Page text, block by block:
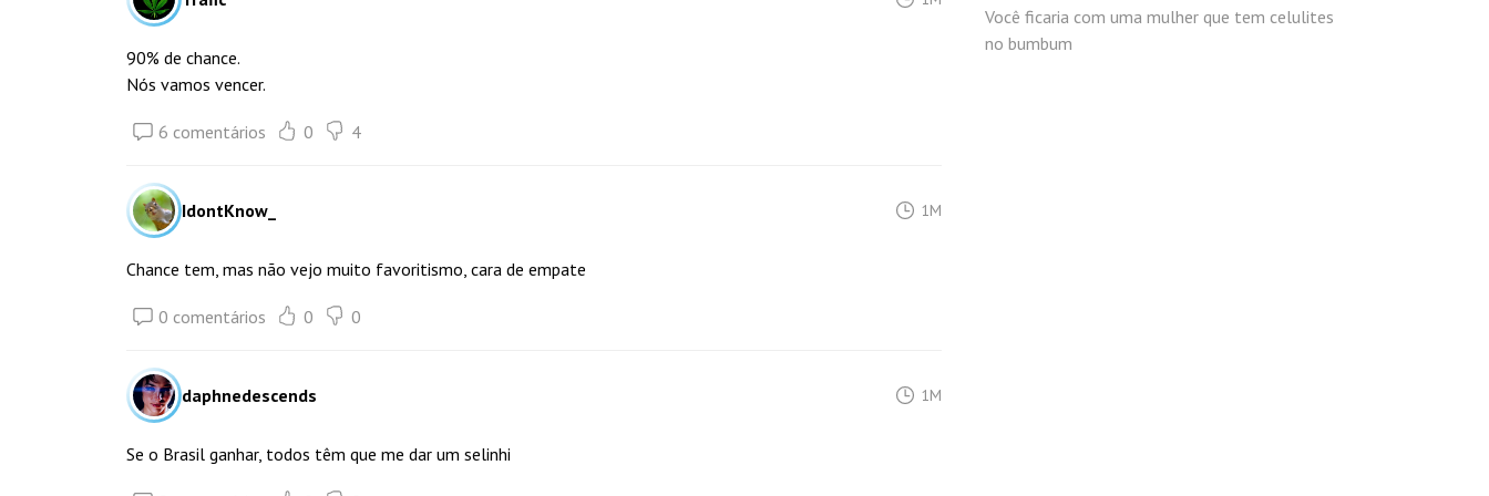
90% de chance.
Nós vamos vencer.
6 comentários 0 4
IdontKnow_ 1M
Chance tem, mas não vejo muito favoritismo, cara de empate
0 comentários 0 0
daphnedescends 1M
Se o Brasil ganhar, todos têm que me dar um selinhi
Você ficaria com uma mulher que tem celulites
no bumbum